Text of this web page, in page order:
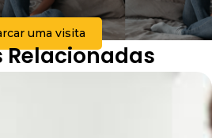
uma visita
Relacionadas